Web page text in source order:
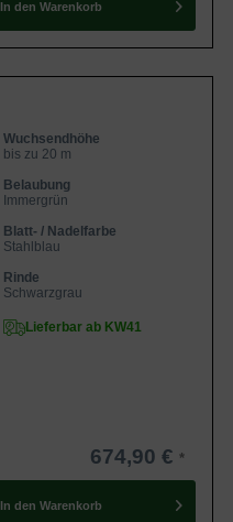
In den Warenkorb
Wuchsendhöhe
bis zu 20 m
Belaubung
Immergrün
Blatt- / Nadelfarbe
Stahlblau
Rinde
Schwarzgrau
Lieferbar ab KW41
674,90 €
In den Warenkorb